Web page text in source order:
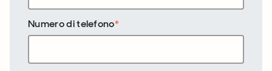
Numero di telefono*